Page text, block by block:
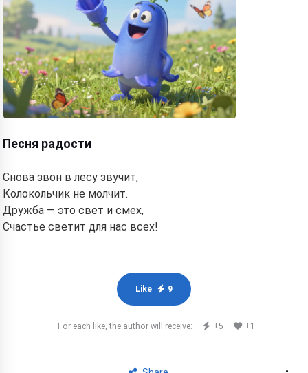
Песня радости
Снова звон в лесу звучит,
Колокольчик не молчит.
Дружба — это свет и смех,
Счастье светит для нас всех!
Like 9
For each like, the author will receive: +5 +1